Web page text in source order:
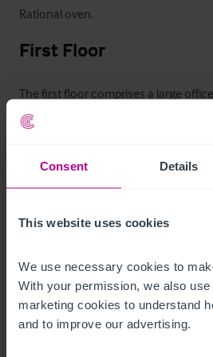
Consent Details
This website uses cookies
We use necessary cookies to
With your permission, we also
marketing cookies to understand
and to improve our advertising.
Rational oven.
First Floor
The first floor comprises a large
bed sits and a self-contained flat for
Das Objekt
A hugely profitable and robust
which would suit a first time entrant
looking to add to their portfolio. The